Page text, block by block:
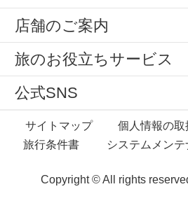
店舗のご案内
旅のお役立ちサービス
公式SNS
サイトマップ 個人情報の取
旅行条件書
システムメンテ
Copyright © All rights